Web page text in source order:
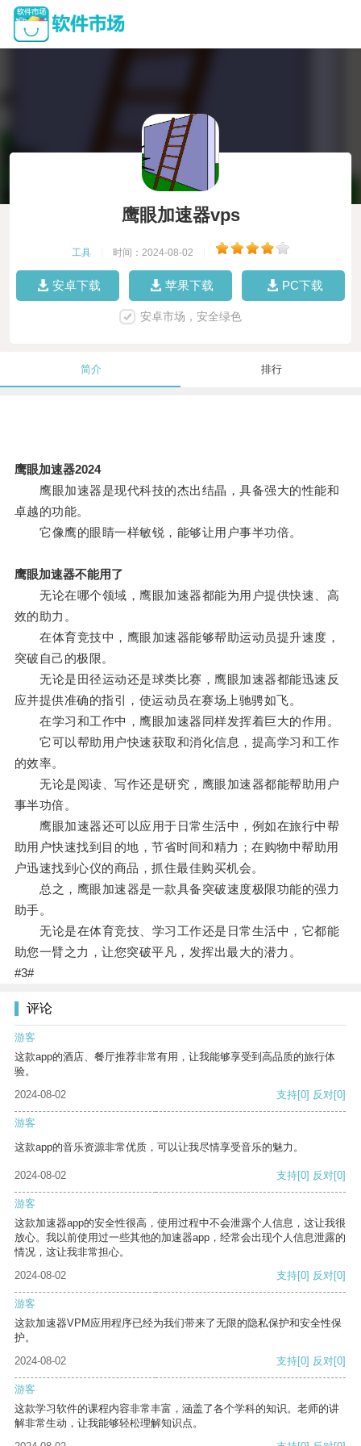
鹰眼加速器vps
工具 时间：2024-08-02
安卓下载 苹果下载 PC下载
安卓市场，安全绿色
简介 排行
鹰眼加速器2024
鹰眼加速器是现代科技的杰出结晶，具备强大的性能和
卓越的功能。
它像鹰的眼睛一样敏锐，能够让用户事半功倍。
鹰眼加速器不能用了
无论在哪个领域，鹰眼加速器都能为用户提供快速、高
效的助力。
在体育竞技中，鹰眼加速器能够帮助运动员提升速度，
突破自己的极限。
无论是田径运动还是球类比赛，鹰眼加速器都能迅速反
应并提供准确的指引，使运动员在赛场上驰骋如飞。
在学习和工作中，鹰眼加速器同样发挥着巨大的作用。
它可以帮助用户快速获取和消化信息，提高学习和工作
的效率。
无论是阅读、写作还是研究，鹰眼加速器都能帮助用户
事半功倍。
鹰眼加速器还可以应用于日常生活中，例如在旅行中帮
助用户快速找到目的地，节省时间和精力；在购物中帮助用
户迅速找到心仪的商品，抓住最佳购买机会。
总之，鹰眼加速器是一款具备突破速度极限功能的强力
助手。
无论是在体育竞技、学习工作还是日常生活中，它都能
助您一臂之力，让您突破平凡，发挥出最大的潜力。
#3#
评论
游客
这款app的酒店、餐厅推荐非常有用，让我能够享受到高品质的旅行体
验。
2024-08-02
支持[0] 反对[0]
游客
这款app的音乐资源非常优质，可以让我尽情享受音乐的魅力。
2024-08-02 支持[0] 反对[0]
游客
这款加速器app的安全性很高，使用过程中不会泄露个人信息，这让我很
放心。我以前使用过一些其他的加速器app，经常会出现个人信息泄露的
情况，这让我非常担心。
2024-08-02
支持[0] 反对[0]
游客
这款加速器VPM应用程序已经为我们带来了无限的隐私保护和安全性保
护。
2024-08-02
支持[0] 反对[0]
游客
这款学习软件的课程内容非常丰富，涵盖了各个学科的知识。老师的讲
解非常生动，让我能够轻松理解知识点。